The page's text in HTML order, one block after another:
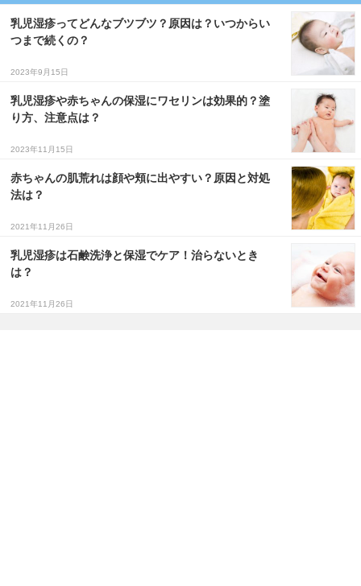
乳児湿疹ってどんなブツブツ？原因は？いつからい
つまで続くの？
2023年9月15日
乳児湿疹や赤ちゃんの保湿にワセリンは効果的？塗
り方、注意点は？
2023年11月15日
赤ちゃんの肌荒れは顔や頬に出やすい？原因と対処
法は？
2021年11月26日
乳児湿疹は石鹸洗浄と保湿でケア！治らないとき
は？
2021年11月26日